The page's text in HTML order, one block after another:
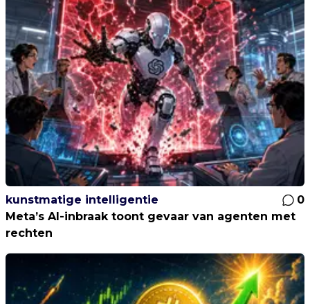
kunstmatige intelligentie
0
Meta’s AI-inbraak toont gevaar van agenten met
rechten